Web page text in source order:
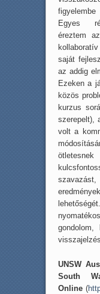
Egyes
éreztem
saját
az addig
Ezeken a
közös
kurzus
szerepelt),
volt a
UNSW
South
Online (